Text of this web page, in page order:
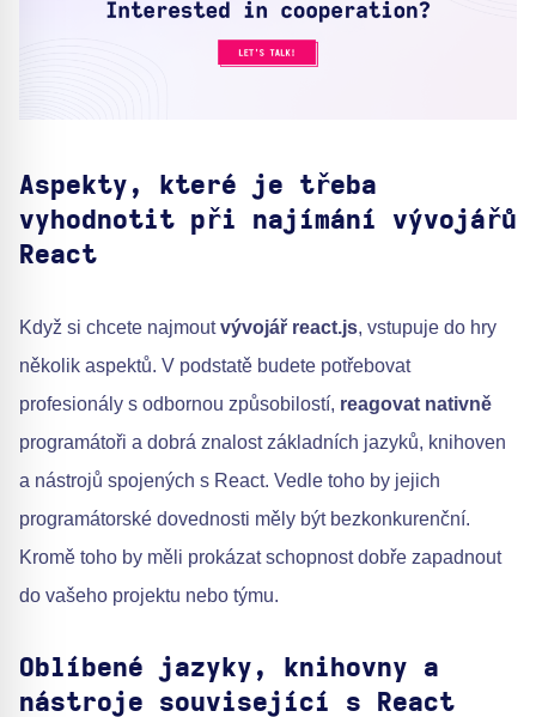
Aspekty, které je třeba
vyhodnotit při najímání vývojářů
React
Když si chcete najmoutvývojář react.js, vstupuje do hry
několik aspektů. V podstatě budete potřebovat
profesionály s odbornou způsobilostí, reagovat nativně
programátoři a dobrá znalost základních jazyků, knihoven
a nástrojů spojených s React. Vedle toho by jejich
programátorské dovednosti měly být bezkonkurenční.
Kromě toho by měli prokázat schopnost dobře zapadnout
do vašeho projektu nebo týmu.
Oblíbené jazyky, knihovny a
nástroje související s React